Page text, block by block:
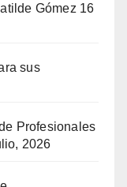
Gómez 16
sus
Profesionales
2026